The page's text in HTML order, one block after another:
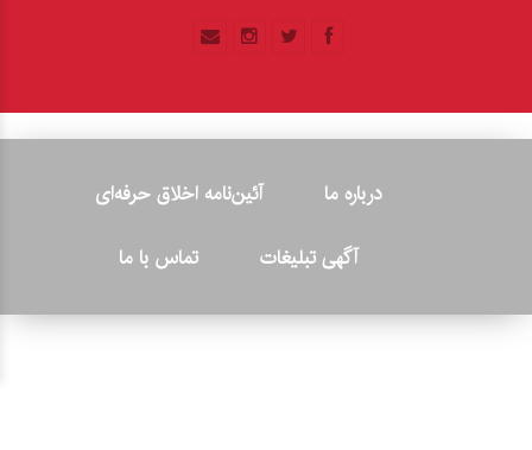
درباره ما
آئین‌نامه اخلاق حرفه‌ای
آگهی تبلیغات
تماس با ما